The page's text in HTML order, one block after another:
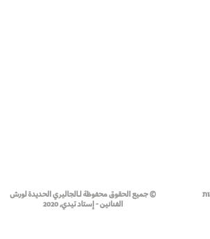
© جميع الحقوق محفوظة لـالجاليري الحديدة لورش
الفنانين - إستاد تيدي, 2020